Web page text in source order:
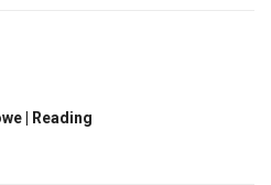
| Reading